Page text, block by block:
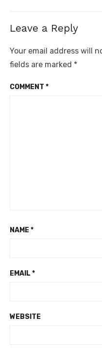
Leave a Reply
Your email address will
fields are marked *
COMMENT *
NAME *
EMAIL *
WEBSITE